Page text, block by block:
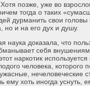
позже, уже во
тогда о таких
дурманить свои
но и на его дух и душу.
доказала, что
себя
наркотик
человека, которого
нечеловеческие
ему хоть иногда уснуть,